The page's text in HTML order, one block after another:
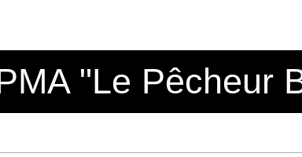
"Le Pêcheur